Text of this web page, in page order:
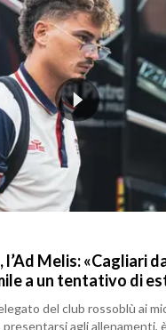
l’Ad Melis: «Cagliari
a un tentativo di
del club rossoblù ai
presentarsi agli allenamenti,